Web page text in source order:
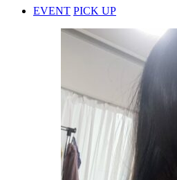
EVENT PICK UP